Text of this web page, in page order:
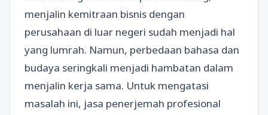
menjalin kemitraan bisnis dengan
perusahaan di luar negeri sudah menjadi hal
yang lumrah. Namun, perbedaan bahasa dan
budaya seringkali menjadi hambatan dalam
menjalin kerja sama. Untuk mengatasi
masalah ini, jasa penerjemah profesional